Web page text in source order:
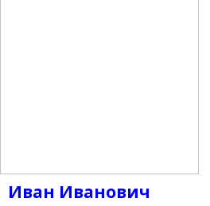
Иван Иванович